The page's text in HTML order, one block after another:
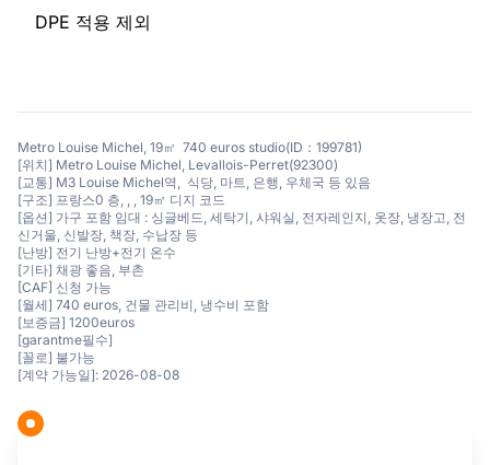
DPE 적용 제외
Metro Louise Michel, 19㎡ 740 euros studio(ID：199781)
[위치] Metro Louise Michel, Levallois-Perret(92300)
[교통] M3 Louise Michel역, 식당, 마트, 은행, 우체국 등 있음
[구조] 프랑스0 층, , , 19㎡ 디지 코드
[옵션] 가구 포함 임대 : 싱글베드, 세탁기, 샤워실, 전자레인지, 옷장, 냉장고, 전
신거울, 신발장, 책장, 수납장 등
[난방] 전기 난방+전기 온수
[기타] 채광 좋음, 부촌
[CAF] 신청 가능
[월세] 740 euros, 건물 관리비, 냉수비 포함
[보증금] 1200euros
[garantme필수]
[꼴로] 불가능
[계약 가능일]: 2026-08-08